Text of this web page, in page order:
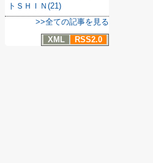
トＳＨＩＮ(21)
>>全ての記事を見る
XML
RSS2.0